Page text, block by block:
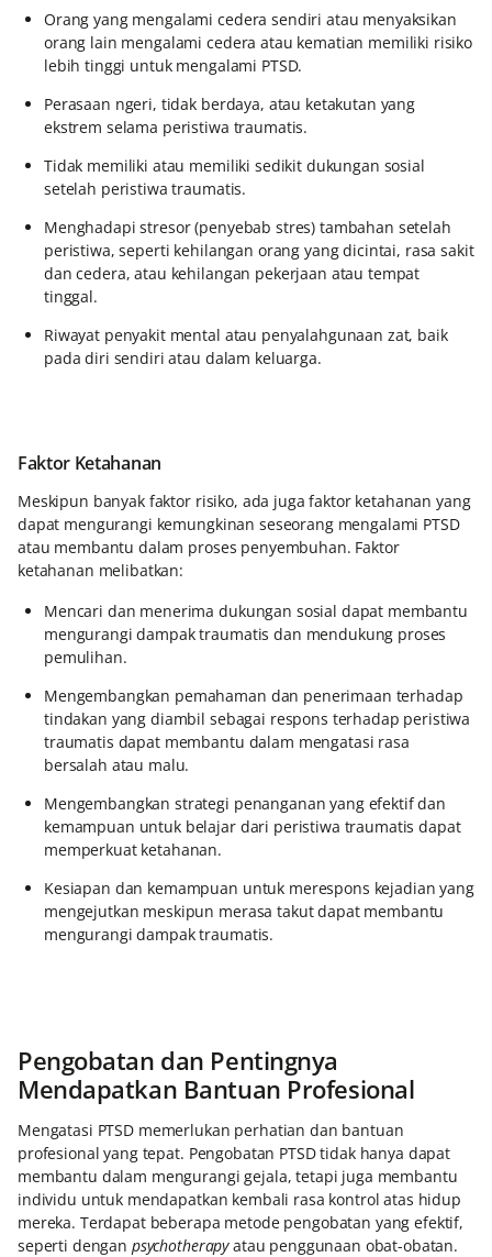
Orang yang mengalami cedera sendiri atau menyaksikan
orang lain mengalami cedera atau kematian memiliki risiko
lebih tinggi untuk mengalami PTSD.
Perasaan ngeri, tidak berdaya, atau ketakutan yang
ekstrem selama peristiwa traumatis.
Tidak memiliki atau memiliki sedikit dukungan sosial
setelah peristiwa traumatis.
Menghadapi stresor (penyebab stres) tambahan setelah
peristiwa, seperti kehilangan orang yang dicintai, rasa sakit
dan cedera, atau kehilangan pekerjaan atau tempat
tinggal.
Riwayat penyakit mental atau penyalahgunaan zat, baik
pada diri sendiri atau dalam keluarga.
Faktor Ketahanan
Meskipun banyak faktor risiko, ada juga faktor ketahanan yang
dapat mengurangi kemungkinan seseorang mengalami PTSD
atau membantu dalam proses penyembuhan. Faktor
ketahanan melibatkan:
Mencari dan menerima dukungan sosial dapat membantu
mengurangi dampak traumatis dan mendukung proses
pemulihan.
Mengembangkan pemahaman dan penerimaan terhadap
tindakan yang diambil sebagai respons terhadap peristiwa
traumatis dapat membantu dalam mengatasi rasa
bersalah atau malu.
Mengembangkan strategi penanganan yang efektif dan
kemampuan untuk belajar dari peristiwa traumatis dapat
memperkuat ketahanan.
Kesiapan dan kemampuan untuk merespons kejadian yang
mengejutkan meskipun merasa takut dapat membantu
mengurangi dampak traumatis.
Pengobatan dan Pentingnya
Mendapatkan Bantuan Profesional
Mengatasi PTSD memerlukan perhatian dan bantuan
profesional yang tepat. Pengobatan PTSD tidak hanya dapat
membantu dalam mengurangi gejala, tetapi juga membantu
individu untuk mendapatkan kembali rasa kontrol atas hidup
mereka. Terdapat beberapa metode pengobatan yang efektif,
seperti dengan psychotherapyatau penggunaan obat-obatan.